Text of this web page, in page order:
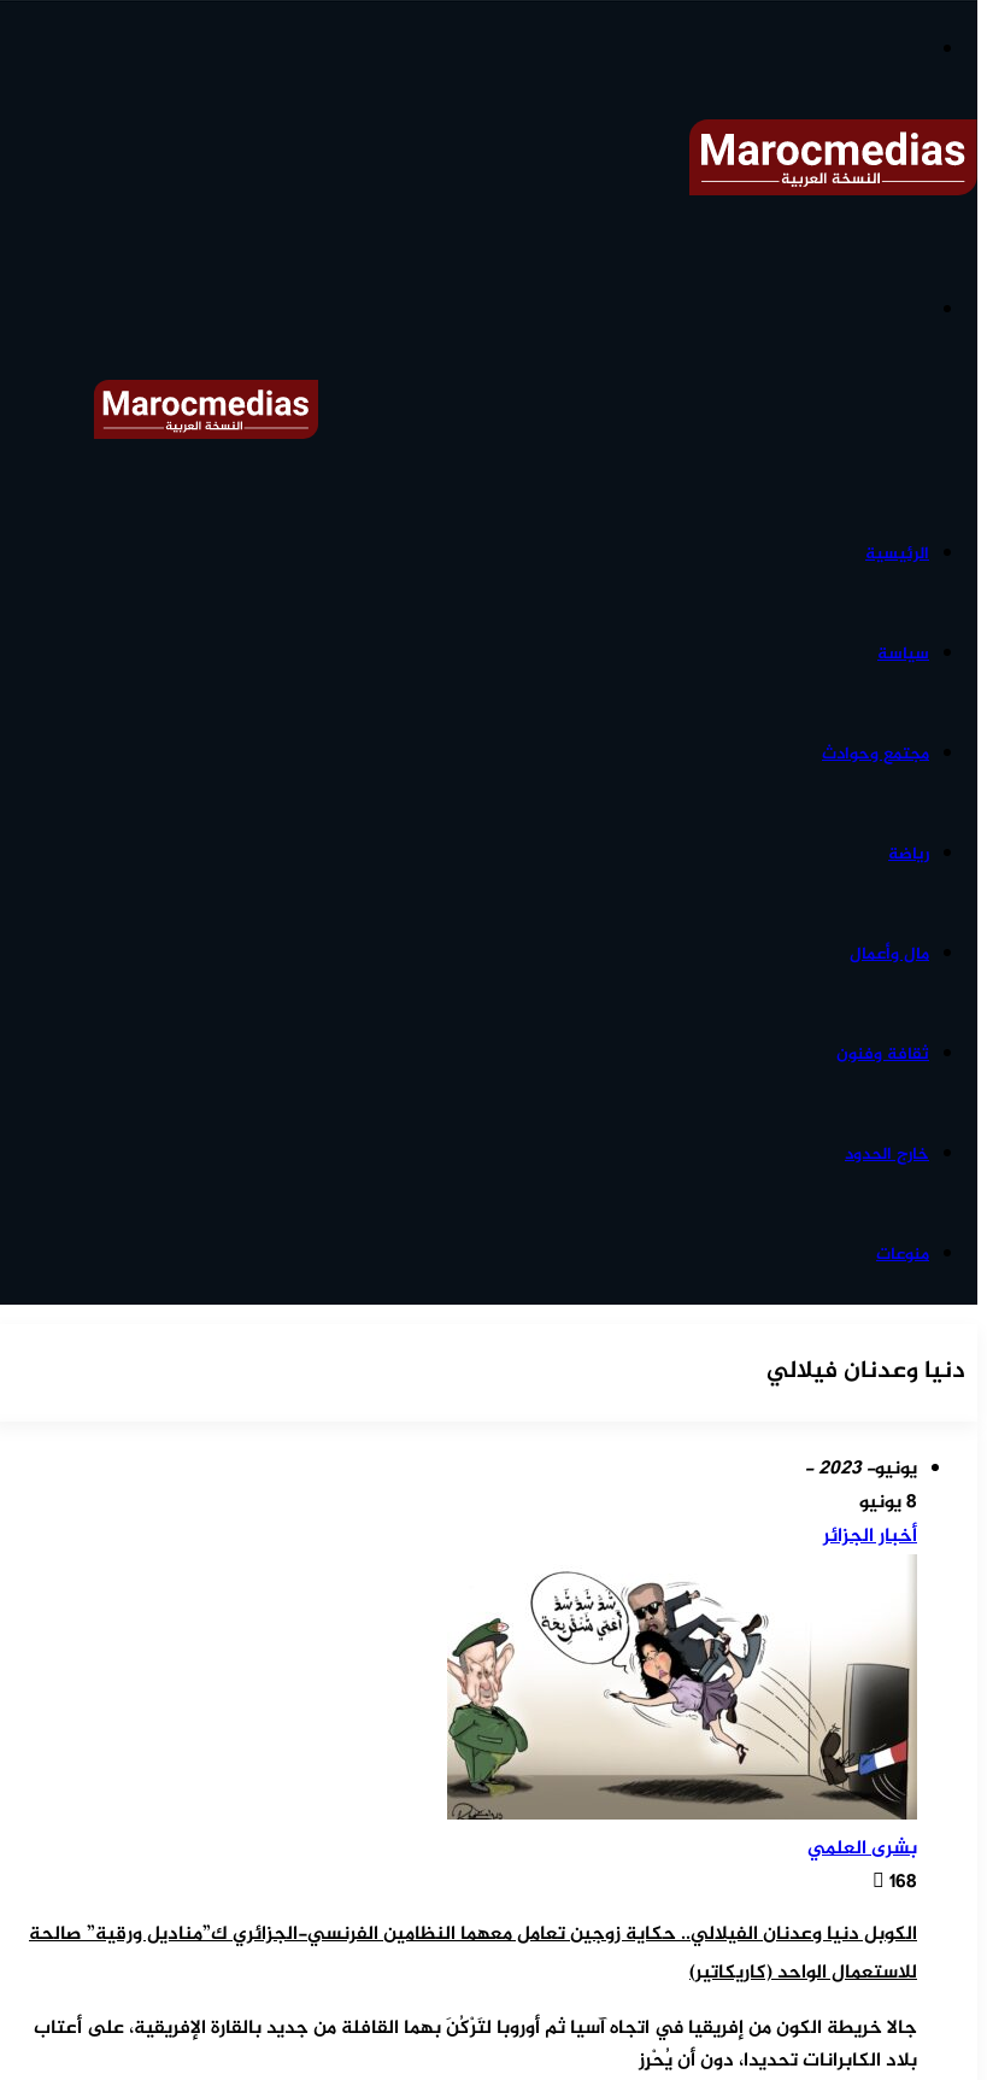
الرئيسية
سياسة
مجتمع وحوادث
رياضة
مال وأعمال
ثقافة وفنون
خارج الحدود
منوعات
دنيا وعدنان فيلالي
يونيو- 2023 -
8 يونيو
أخبار الجزائر
بشرى العلمي
168
الكوبل دنيا وعدنان الفيلالي.. حكاية زوجين تعامل معهما النظامين الفرنسي-الجزائري ك”مناديل ورقية” صالحة
للاستعمال الواحد (كاريكاتير)
جالا خريطة الكون من إفريقيا في اتجاه آسيا ثم أوروبا لتَرْكُنَ بهما القافلة من جديد بالقارة الإفريقية، على أعتاب
بلاد الكابرانات تحديدا، دون أن يُحْرِز